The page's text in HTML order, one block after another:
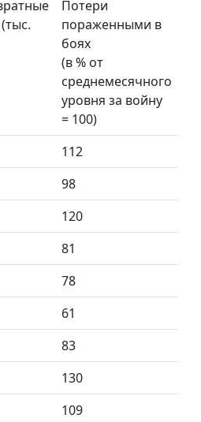
Потери
пораженными в
боях
(в % от
среднемесячного
уровня за войну
= 100)
112
98
120
81
78
61
83
130
109